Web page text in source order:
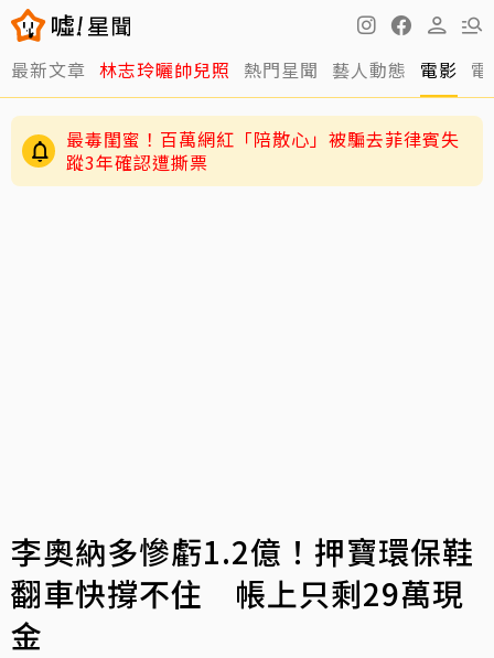
最新文章 林志玲曬帥兒照 熱門星聞 藝人動態 電影
最毒閨蜜！百萬網紅「陪散心」被騙去菲律賓失
蹤3年確認遭撕票
李奧納多慘虧1.2億！押寶環保鞋
翻車快撐不住 帳上只剩29萬現
金